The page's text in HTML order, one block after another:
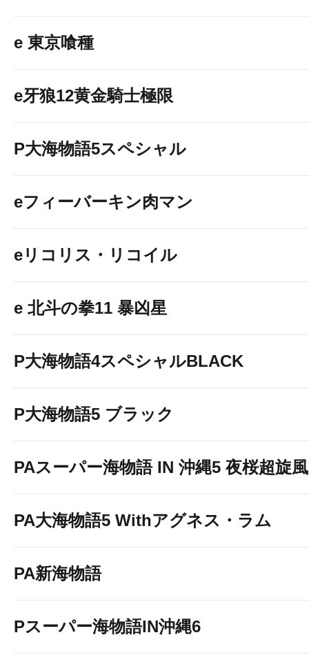
e 東京喰種
e牙狼12黄金騎士極限
P大海物語5スペシャル
eフィーバーキン肉マン
eリコリス・リコイル
e 北斗の拳11 暴凶星
P大海物語4スペシャルBLACK
P大海物語5 ブラック
PAスーパー海物語 IN 沖縄5 夜桜超旋
PA大海物語5 Withアグネス・ラム
PA新海物語
Pスーパー海物語IN沖縄6